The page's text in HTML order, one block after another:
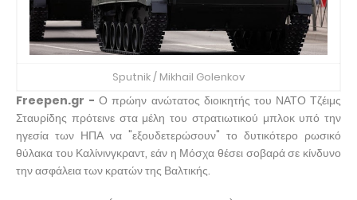
Sputnik / Mikhail Golenkov
Freepen.gr -Ο πρώην ανώτατος διοικητής του ΝΑΤΟ Τζέιμς
Σταυρίδης πρότεινε στα μέλη του στρατιωτικού μπλοκ υπό την
ηγεσία των ΗΠΑ να "εξουδετερώσουν" το δυτικότερο ρωσικό
θύλακα του Καλίνινγκραντ, εάν η Μόσχα θέσει σοβαρά σε κίνδυνο
την ασφάλεια των κρατών της Βαλτικής.